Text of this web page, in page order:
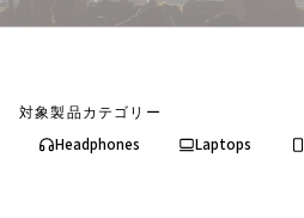
対象製品カテゴリー
Headphones Laptops